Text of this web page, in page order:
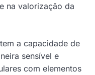
na valorização da
a capacidade de
sensível e
com elementos